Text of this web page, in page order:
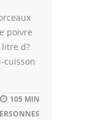
poivre
d?
cuisson
105 MIN